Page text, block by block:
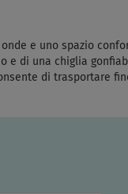
e uno spazio
e di una chiglia
di trasportare